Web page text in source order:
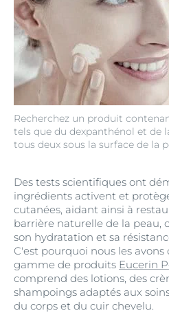
Recherchez un produit
tels que du dexpanthénol et de
tous deux sous la surface de la
Des tests scientifiques ont
ingrédients activent et
cutanées, aidant ainsi à
barrière naturelle de la peau,
son hydratation et sa
C'est pourquoi nous les avons
gamme de produits Eucerin
comprend des lotions, des
shampoings adaptés aux
du corps et du cuir chevelu.